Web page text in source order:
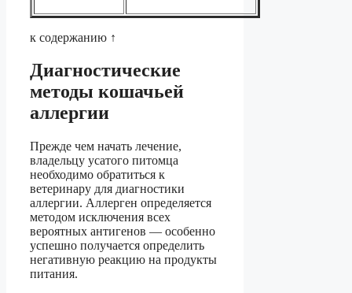
к содержанию ↑
Диагностические
методы кошачьей
аллергии
Прежде чем начать лечение,
владельцу усатого питомца
необходимо обратиться к
ветеринару для диагностики
аллергии. Аллерген определяется
методом исключения всех
вероятных антигенов — особенно
успешно получается определить
негативную реакцию на продукты
питания.